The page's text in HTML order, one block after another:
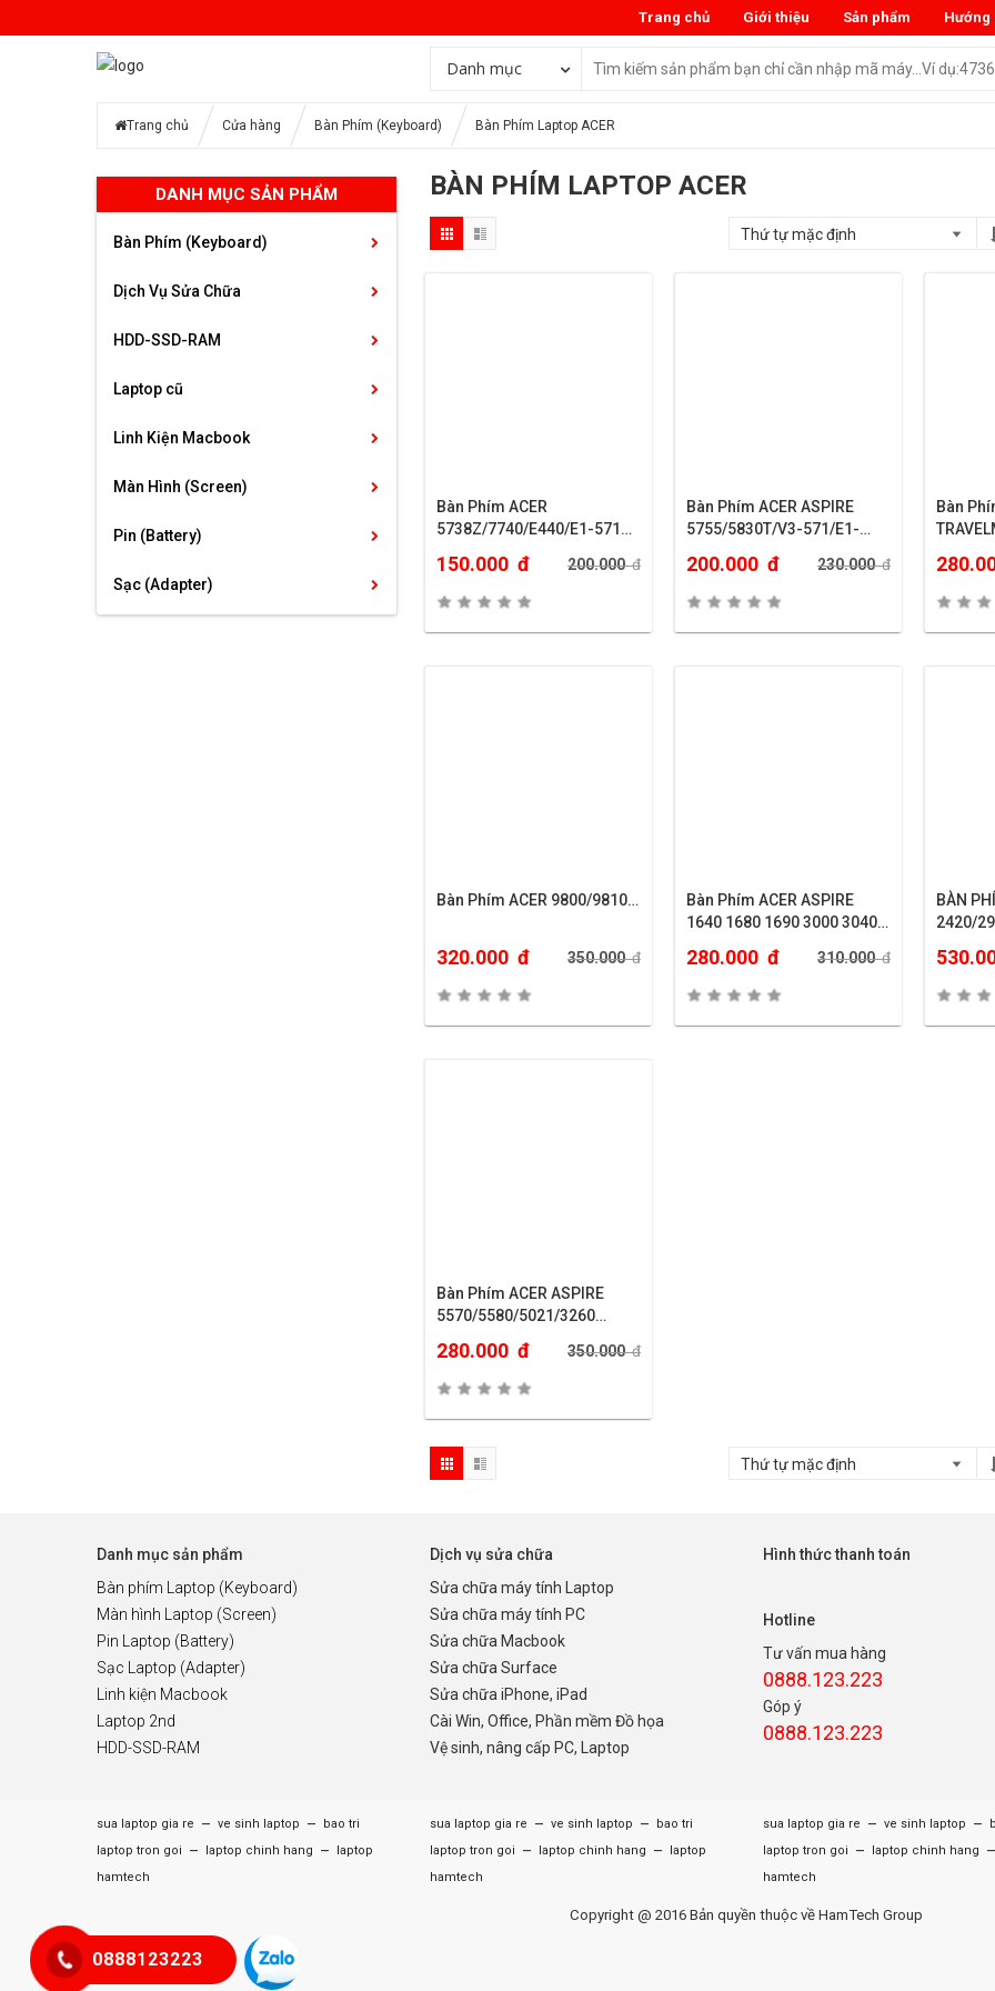
Hướng
Sản phẩm
Giới thiệu
Trang chủ
Danh mục
Trang chủ Cửa hàng Bàn Phím (Keyboard) Bàn Phím Laptop ACER
DANH MỤC SẢN PHẨM
Bàn Phím (Keyboard)
Dịch Vụ Sửa Chữa
HDD-SSD-RAM
Laptop cũ
Linh Kiện Macbook
Màn Hình (Screen)
Pin (Battery)
Sạc (Adapter)
BÀN PHÍM LAPTOP ACER
Bàn Phím ACER
5738Z/7740/E440/E1-571…
150.000 đ 200.000đ
Bàn Phím ACER ASPIRE
5755/5830T/V3-571/E1-
200.000 đ 230.000đ
Bàn Phím
Bàn Phím ACER 9800/9810…
320.000 đ 350.000đ
Bàn Phím ACER ASPIRE
1640 1680 1690 3000 3040
3660 5570 5570Z 5580 5590
5560 5560G 5600 5600U
280.000 đ 310.000đ
BÀN
2420/
Bàn Phím ACER ASPIRE
5570/5580/5021/3260…
280.000 đ 350.000đ
Danh mục sản phẩm
Bàn phím Laptop (Keyboard)
Màn hình Laptop (Screen)
Pin Laptop (Battery)
Sạc Laptop (Adapter)
Linh kiện Macbook
Laptop 2nd
HDD-SSD-RAM
Dịch vụ sửa chữa
Sửa chữa máy tính Laptop
Sửa chữa máy tính PC
Sửa chữa Macbook
Sửa chữa Surface
Sửa chữa iPhone, iPad
Cài Win, Office, Phần mềm Đồ họa
Vệ sinh, nâng cấp PC, Laptop
Hình thức thanh toán
Hotline
Tư vấn mua hàng
0888.123.223
Góp ý
0888.123.223
sua laptop gia re – ve sinh laptop –
bao tri
laptop tron goi
– laptop chinh hang –
laptop
hamtech
sua laptop gia re – ve sinh laptop –
bao tri
laptop tron goi
– laptop chinh hang –
laptop
hamtech
sua laptop gia re – ve sinh laptop –
laptop tron goi
– laptop chinh hang –
hamtech
Copyright @ 2016 Bản quyền thuộc về HamTech Group
0888123223